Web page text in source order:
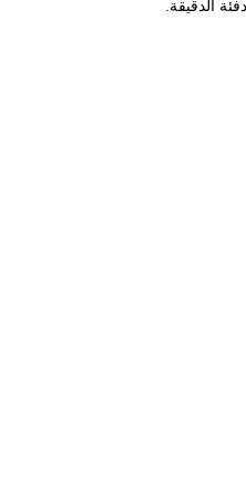
الدقيقة.